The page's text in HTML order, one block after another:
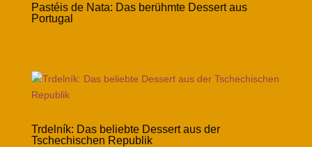
Pastéis de Nata: Das berühmte Dessert aus
Portugal
Trdelník: Das beliebte Dessert aus der
Tschechischen Republik